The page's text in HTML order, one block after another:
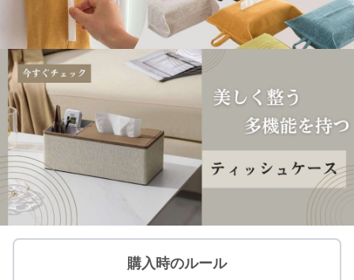
購入時のルール